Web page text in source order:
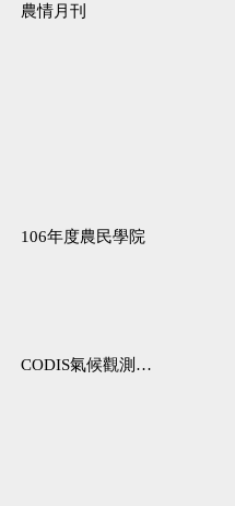
農情月刊
106年度農民學院
CODIS氣候觀測資料查詢服務